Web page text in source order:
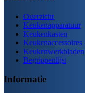
Overzicht
Keukenapparatuur
Keukenkasten
Keukenaccessoires
Keukenwerkbladen
Begrippenlijst
Informatie